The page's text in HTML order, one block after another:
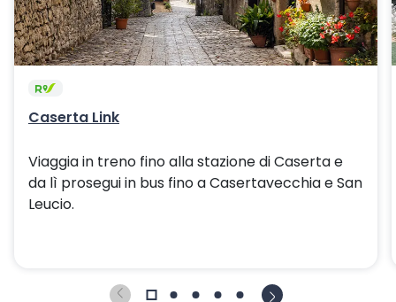
Caserta Link
Viaggia in treno fino alla stazione di Caserta e
da lì prosegui in bus fino a Casertavecchia e San
Leucio.